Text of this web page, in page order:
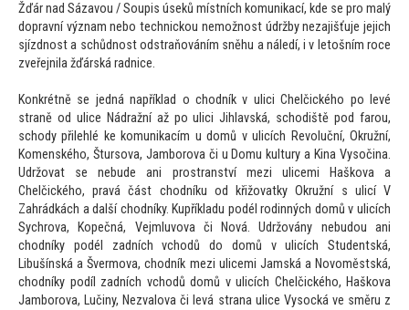
Žďár nad Sázavou / Soupis úseků místních komunikací, kde se pro malý
dopravní význam nebo technickou nemožnost údržby nezajišťuje jejich
sjízdnost a schůdnost odstraňováním sněhu a náledí, i v letošním roce
zveřejnila žďárská radnice.
Konkrétně se jedná například o chodník v ulici Chelčického po levé
straně od ulice Nádražní až po ulici Jihlavská, schodiště pod farou,
schody přilehlé ke komunikacím u domů v ulicích Revoluční, Okružní,
Komenského, Štursova, Jamborova či u Domu kultury a Kina Vysočina.
Udržovat se nebude ani prostranství mezi ulicemi Haškova a
Chelčického, pravá část chodníku od křižovatky Okružní s ulicí V
Zahrádkách a další chodníky. Kupříkladu podél rodinných domů v ulicích
Sychrova, Kopečná, Vejmluvova či Nová. Udržovány nebudou ani
chodníky podél zadních vchodů do domů v ulicích Studentská,
Libušínská a Švermova, chodník mezi ulicemi Jamská a Novoměstská,
chodníky podíl zadních vchodů domů v ulicích Chelčického, Haškova
Jamborova, Lučiny, Nezvalova či levá strana ulice Vysocká ve směru z